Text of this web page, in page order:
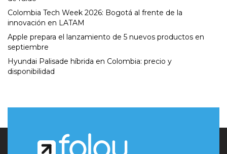
Colombia Tech Week 2026: Bogotá al frente de la
innovación en LATAM
Apple prepara el lanzamiento de 5 nuevos productos en
septiembre
Hyundai Palisade híbrida en Colombia: precio y
disponibilidad